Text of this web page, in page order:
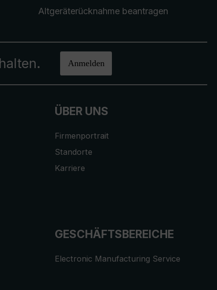
Altgeräterücknahme beantragen
Anmelden
ÜBER UNS
Firmenportrait
Standorte
Karriere
GESCHÄFTSBEREICHE
Electronic Manufacturing Service